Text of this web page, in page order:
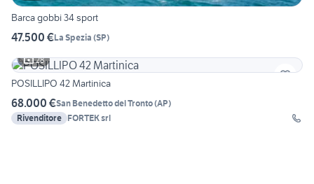
Barca gobbi 34 sport
47.500 €La Spezia (SP)
28
POSILLIPO 42 Martinica
68.000 €San Benedetto del Tronto(AP)
Rivenditore FORTEK srl